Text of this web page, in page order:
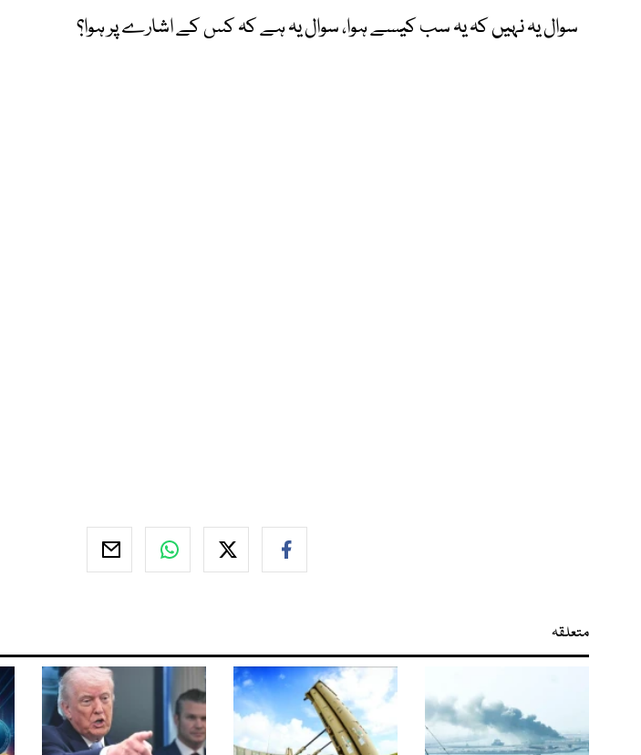
سوال یہ نہیں کہ یہ سب کیسے ہوا، سوال یہ ہے کہ کس کے اشارے پر ہوا؟
متعلقہ